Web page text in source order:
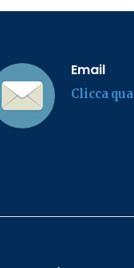
Email
Clicca qua